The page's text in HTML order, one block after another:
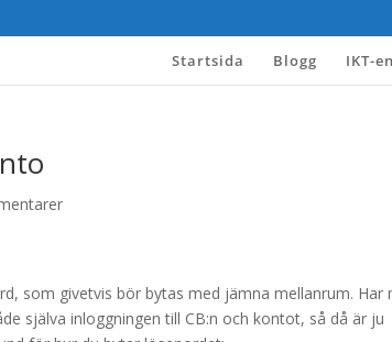
Startsida Blogg IKT-
som givetvis bör bytas med jämna mellanrum. Har
själva inloggningen till CB:n och kontot, så då är ju